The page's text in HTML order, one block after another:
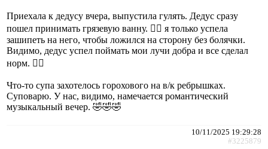
Приехала к дедусу вчера, выпустила гулять. Дедус сразу
пошел принимать грязевую ванну. 🤦‍♀️ я только успела
зашипеть на него, чтобы ложился на сторону без болячки.
Видимо, дедус успел поймать мои лучи добра и все сделал
норм. 👌🏻
Что-то супа захотелось горохового на в/к ребрышках.
Суповарю. У нас, видимо, намечается романтический
музыкальный вечер. 🤣🤣🤣
10/11/2025 19:29:28
#3225879